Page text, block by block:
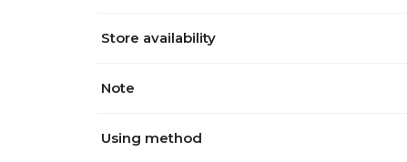
Store availability
Note
Using method